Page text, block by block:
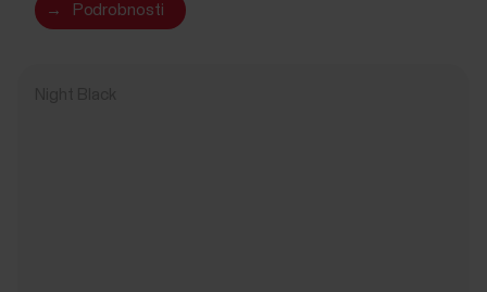
→ Podrobnosti